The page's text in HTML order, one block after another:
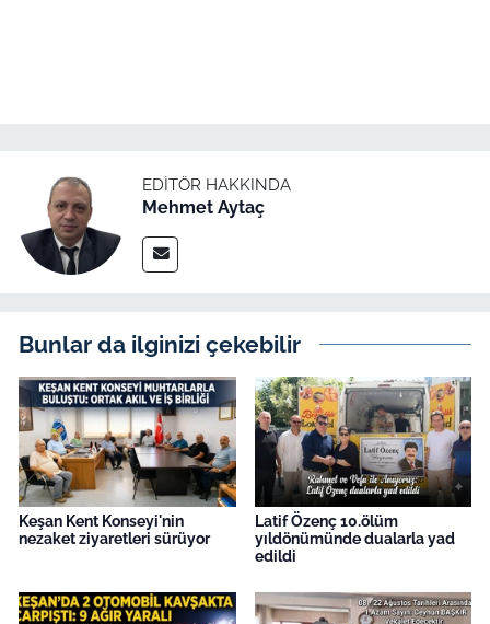
EDITÖR HAKKINDA
Mehmet Aytaç
Bunlar da ilginizi çekebilir
Keşan Kent Konseyi'nin
nezaket ziyaretleri sürüyor
Latif Özenç 10.ölüm
yıldönümünde dualarla yad
edildi